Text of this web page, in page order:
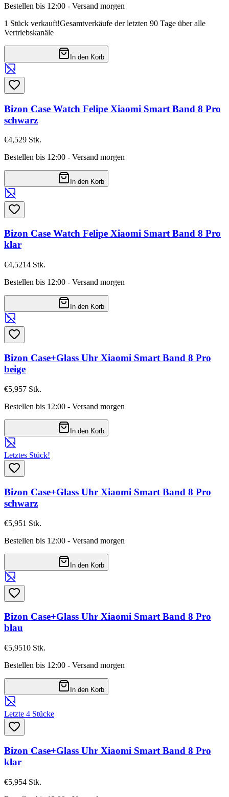
Bestellen bis 12:00 - Versand morgen
1 Stück verkauft!Gesamtverkäufe der letzten 90 Tage über alle
Vertriebskanäle
In den Korb
Bizon Case Watch Felipe Xiaomi Smart Band 8 Pro
schwarz
€4,529 Stk.
Bestellen bis 12:00 - Versand morgen
In den Korb
Bizon Case Watch Felipe Xiaomi Smart Band 8 Pro
klar
€4,5214 Stk.
Bestellen bis 12:00 - Versand morgen
In den Korb
Bizon Case+Glass Uhr Xiaomi Smart Band 8 Pro
beige
€5,957 Stk.
Bestellen bis 12:00 - Versand morgen
In den Korb
Letztes Stück!
Bizon Case+Glass Uhr Xiaomi Smart Band 8 Pro
schwarz
€5,951 Stk.
Bestellen bis 12:00 - Versand morgen
In den Korb
Bizon Case+Glass Uhr Xiaomi Smart Band 8 Pro
blau
€5,9510 Stk.
Bestellen bis 12:00 - Versand morgen
In den Korb
Letzte 4 Stücke
Bizon Case+Glass Uhr Xiaomi Smart Band 8 Pro
klar
€5,954 Stk.